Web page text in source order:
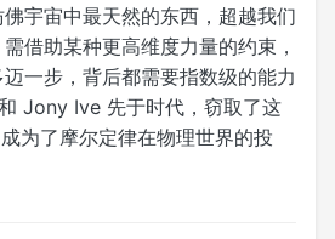
宇宙中最天然的东西，超越我们
借助某种更高维度力量的约束，
一步，背后都需要指数级的能力
Jony Ive 先于时代，窃取了这
为了摩尔定律在物理世界的投